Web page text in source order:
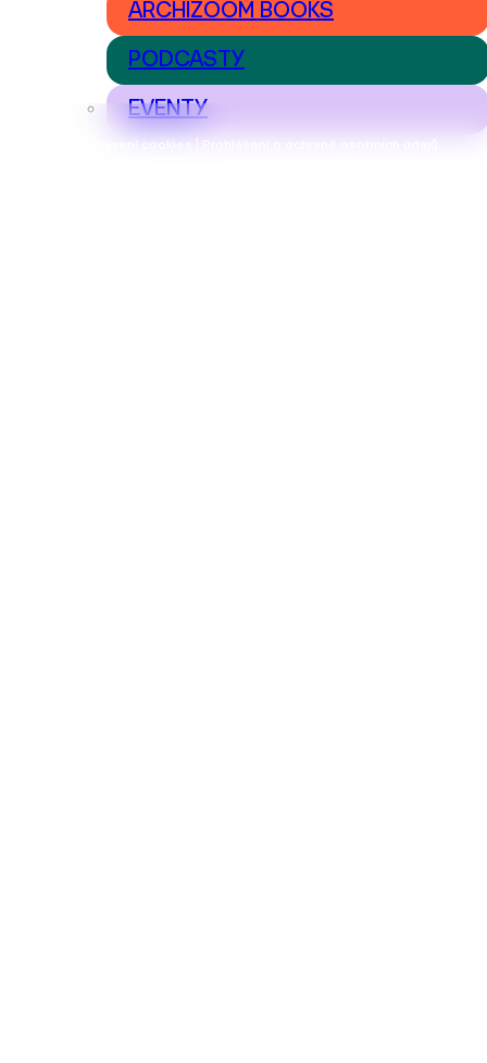
Nastavení cookies | Prohlášení o ochraně osobních údajů
ARCHIZOOM BOOKS
PODCASTY
EVENTY